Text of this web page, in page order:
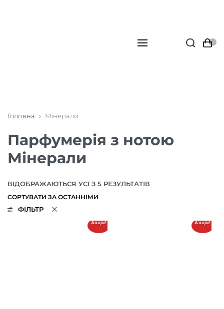
Головна › Мінерали
Парфумерія з нотою
Мінерали
ВІДОБРАЖАЮТЬСЯ УСІ З 5 РЕЗУЛЬТАТІВ
ФІЛЬТР
Акція! Акція!